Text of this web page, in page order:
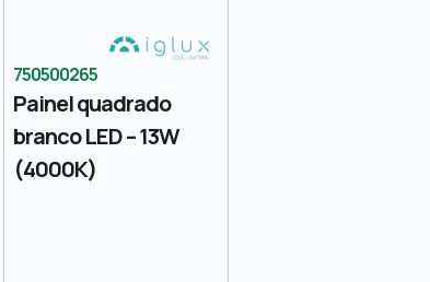
750500265
Painel quadrado
branco LED – 13W
(4000K)